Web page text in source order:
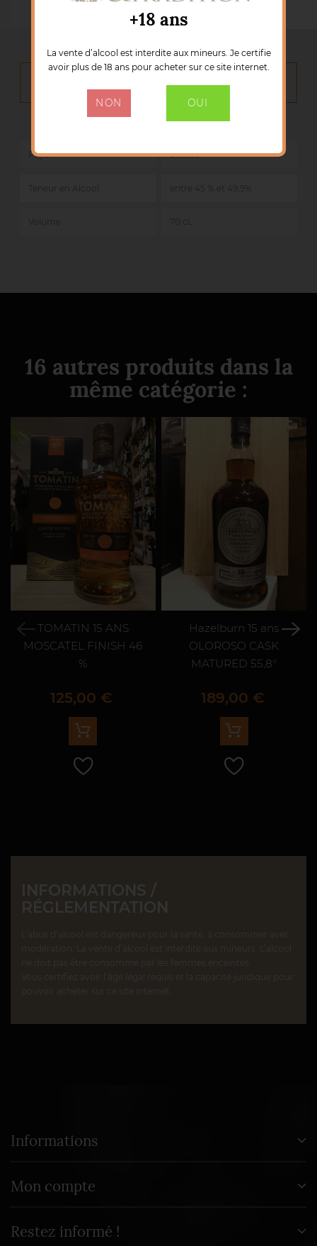
DÉTAILS DU PRODUIT
Référence : 100106
Pays Ecosse
16 autres produits dans la
même catégorie :
TOMATIN 15 ANS
MOSCATEL FINISH 46
%
Prix
125,00 €
Hazelburn 15 ans
OLOROSO CASK
MATURED 55,8°
Prix
189,00 €
INFORMATIONS /
RÉGLEMENTATION
+18 ans
La vente d’alcool est interdite aux mineurs. Je certifie
avoir plus de 18 ans pour acheter sur ce site internet.
NON OUI
Informations
Mon compte
Restez informé !